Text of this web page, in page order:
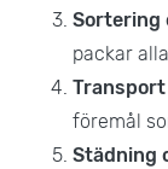
Sortering
packar
föremål
Städning